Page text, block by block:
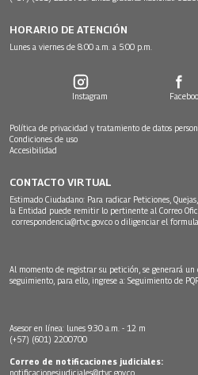
HORARIO DE ATENCIÓN
Lunes a viernes de 8:00 a.m. a 5:00 p.m.
Instagram
Política de privacidad y tratamiento de datos
Condiciones de uso
Accesibilidad
CONTACTO VIRTUAL
Estimado Ciudadano: Para radicar Peticiones,
la Entidad puede remitir lo pertinente al Correo
correspondencia@rtvc.gov.co o diligenciar el
Al momento de registrar su petición, se generará
seguimiento, para ello, ingrese a: Seguimiento de
Asesor en línea: lunes 9:30 a.m. - 12 m
(+57) (601) 2200700
Correo de notificaciones judiciales:
notificacionesjudiciales@rtvc.gov.co